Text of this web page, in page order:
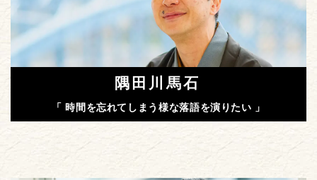
隅田川馬石
「 時間を忘れてしまう様な落語を演りたい 」